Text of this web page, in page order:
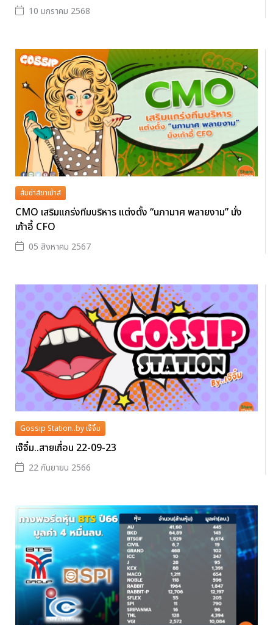
10 มกราคม 2568
ส้มซ่าส์ขาเม้าส์
CMO เสริมแกร่งทีมบริหาร แต่งตั้ง “นภามาศ พลายงาม” นั่ง
เก้าอี้ CFO
05 สิงหาคม 2567
Gossip Station..by เจ๊จิ๋ม
เจ๊จิ๋ม..สายเถื่อน 22-09-23
22 กันยายน 2566